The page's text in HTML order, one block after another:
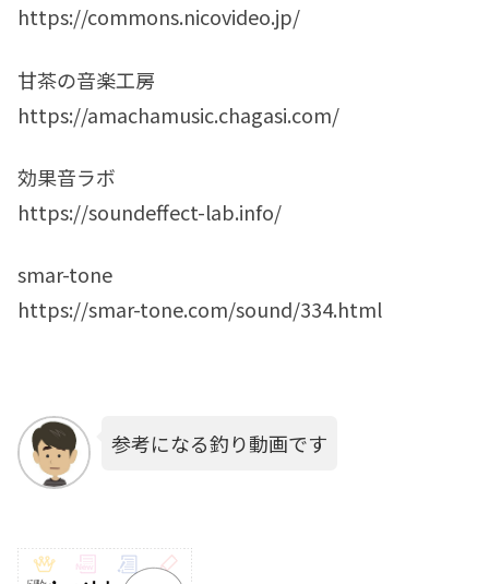
https://commons.nicovideo.jp/
甘茶の音楽工房
https://amachamusic.chagasi.com/
効果音ラボ
https://soundeffect-lab.info/
smar-tone
https://smar-tone.com/sound/334.html
参考になる釣り動画です